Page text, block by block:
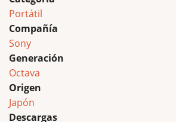
Portátil
Compañía
Sony
Generación
Octava
Origen
Japón
Descargas